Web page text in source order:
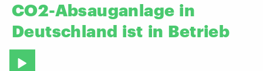
CO2-Absauganlage in
Deutschland ist in Betrieb